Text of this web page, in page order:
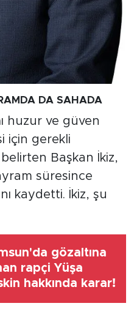
DA SAHADA
huzur ve güven
için gerekli
belirten Başkan İkiz,
süresince
kaydetti. İkiz, şu
gözaltına
rapçi Yüşa
hakkında karar!